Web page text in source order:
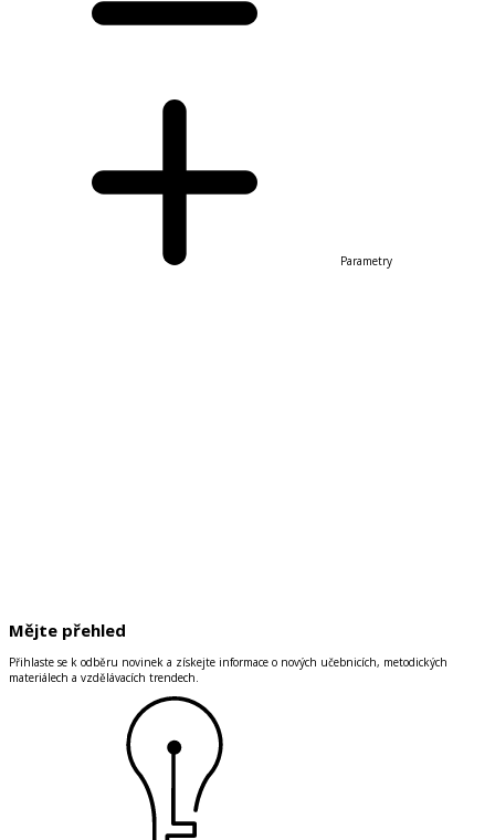
Parametry
Mějte přehled
Přihlaste se k odběru novinek a získejte informace o nových učebnicích, metodických
materiálech a vzdělávacích trendech.